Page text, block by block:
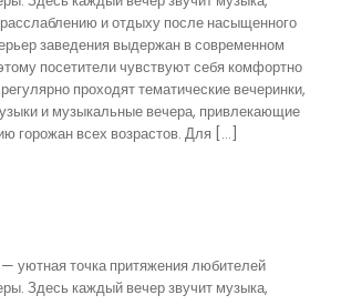
и отдыху после насыщенного
заведения выдержан в современном
посетители чувствуют себя комфортно
проходят тематические вечеринки,
и музыкальные вечера, привлекающие
горожан всех возрастов. Для […]
уютная точка притяжения любителей
Здесь каждый вечер звучит музыка,